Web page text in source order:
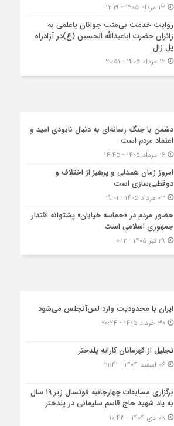
روایت خدمت بی‌منت جوانان پاعلمی به
زائران حضرت اباعبدالله الحسین (ع)در آزادراه
پل زال
۱۲ مرداد ۱۴۰۵ - ۲۰:۵۱
دشمن با جنگ رسانه‌ای به دنبال نابودی امید و
اعتماد مردم است
۱۶ مرداد ۱۴۰۵ - ۱۴:۴۵
امروز زمان همدلی و پرهیز از اختلاف و
دوقطبی‌سازی است
حضور مردم در «حماسه خیابان» پشتوانه اقتدار
جمهوری اسلامی است
ایران با محدودیت وارد لس‌آنجلس می‌شود
۳۰ خرداد ۱۴۰۵ - ۲۰:۲۴
تجلیل از قهرمانان کاراته پلدختر
۰۶ اسفند ۱۴۰۴ - ۲۱:۴۱
برگزاری مسابقات چهارجانبه فوتسال زیر ۱۹ سال
به یاد شهید حاج قاسم سلیمانی در پلدختر